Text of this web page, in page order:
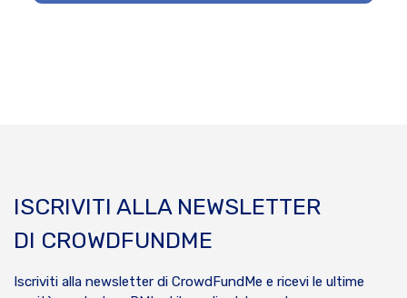
ISCRIVITI ALLA NEWSLETTER
DI CROWDFUNDME
Iscriviti alla newsletter di CrowdFundMe e ricevi le ultime